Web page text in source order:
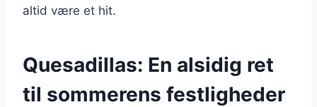
altid være et hit.
Quesadillas: En alsidig ret
til sommerens festligheder